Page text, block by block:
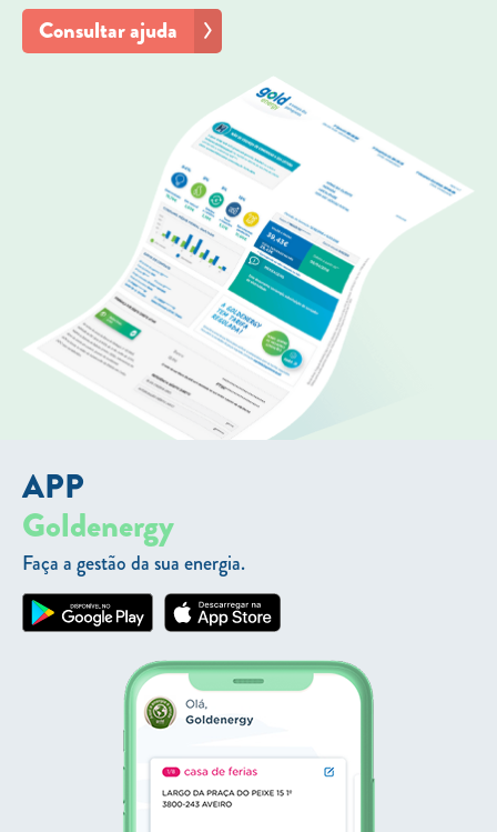
Consultar ajuda
APP
Goldenergy
Faça a gestão da sua energia.